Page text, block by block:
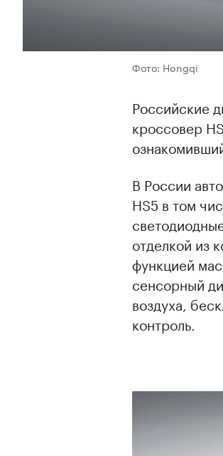
Фото: Hongqi
Российские
кроссовер
В России
HS5 в том
отделкой из
функцией
сенсорный
воздуха,
контроль.